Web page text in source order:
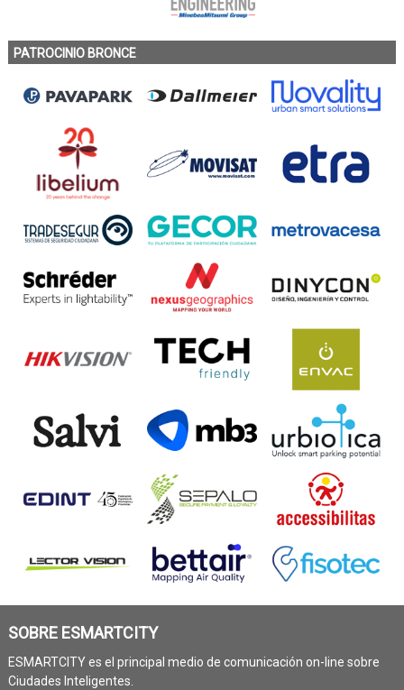
PATROCINIO BRONCE
SOBRE ESMARTCITY
ESMARTCITY es el principal medio de comunicación on-line sobre
Ciudades Inteligentes.